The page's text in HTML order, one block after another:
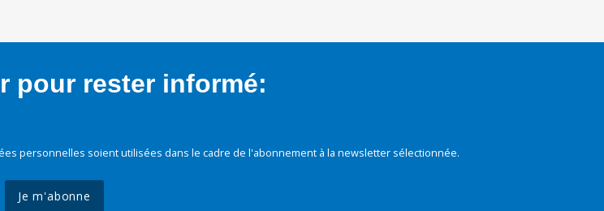
pour rester informé:
personnelles soient utilisées dans le cadre de l'abonnement à la newsletter sélectionnée.
Je m'abonne